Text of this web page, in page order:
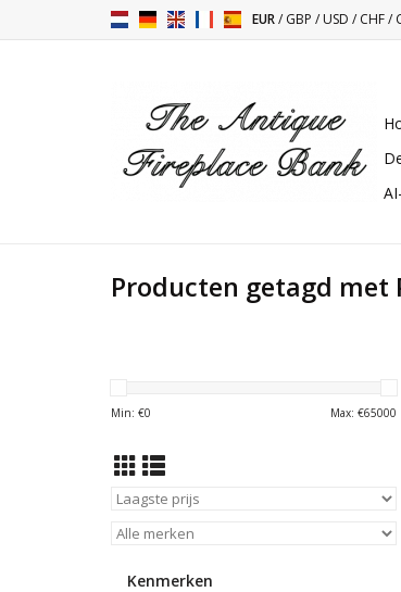
EUR/GBP /USD /CHF/
Producten getagd
Min: €0 Max: €65000
Kenmerken